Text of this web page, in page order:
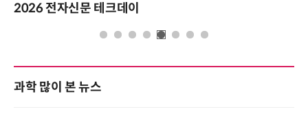
2026 전자신문 테크데이
과학 많이 본 뉴스